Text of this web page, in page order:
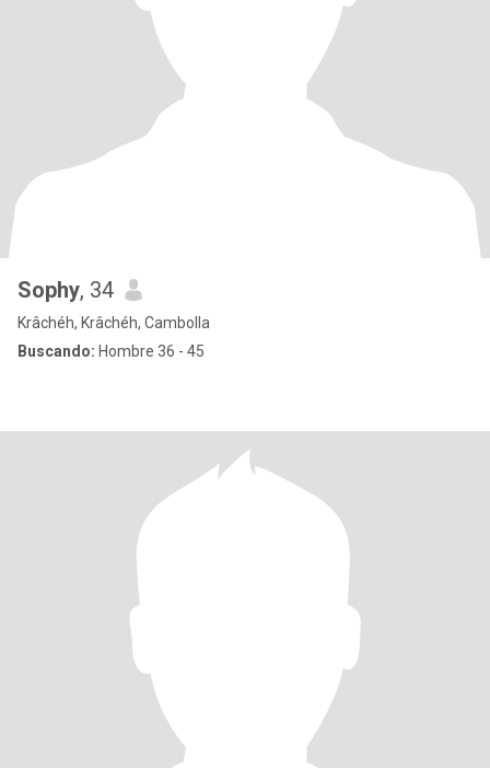
Sophy, 34
Krâchéh, Krâchéh, Cambolla
Buscando: Hombre 36 - 45